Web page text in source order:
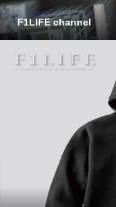
F1LIFE channel